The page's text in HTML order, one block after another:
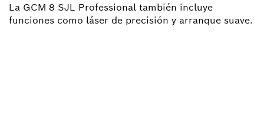
La GCM 8 SJL Professional también incluye
funciones como láser de precisión y arranque suave.